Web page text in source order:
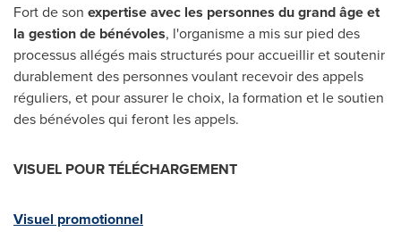
Fort de son expertise avec les personnes du grand âge et
la gestion de bénévoles, l'organisme a mis sur pied des
processus allégés mais structurés pour accueillir et soutenir
durablement des personnes voulant recevoir des appels
réguliers, et pour assurer le choix, la formation et le soutien
des bénévoles qui feront les appels.
VISUEL POUR TÉLÉCHARGEMENT
Visuel promotionnel